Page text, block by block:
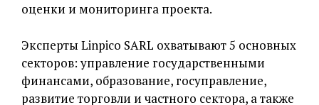
оценки и мониторинга проекта.
Эксперты Linpico SARL охватывают 5 основных
секторов: управление государственными
финансами, образование, госуправление,
развитие торговли и частного сектора, а также